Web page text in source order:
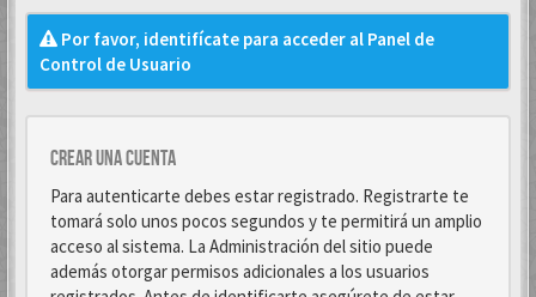
Por favor, identifícate para acceder al Panel de
Control de Usuario
Crear una cuenta
Para autenticarte debes estar registrado. Registrarte te
tomará solo unos pocos segundos y te permitirá un amplio
acceso al sistema. La Administración del sitio puede
además otorgar permisos adicionales a los usuarios